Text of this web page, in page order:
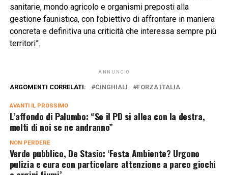
sanitarie, mondo agricolo e organismi preposti alla
gestione faunistica, con l’obiettivo di affrontare in maniera
concreta e definitiva una criticità che interessa sempre più
territori”.
ANNUNCIO
ARGOMENTI CORRELATI: CINGHIALI FORZA ITALIA
AVANTI IL ​​PROSSIMO
L’affondo di Palumbo: “Se il PD si allea con la destra,
molti di noi se ne andranno”
NON PERDERE
Verde pubblico, De Stasio: ‘Festa Ambiente? Urgono
pulizia e cura con particolare attenzione a parco giochi